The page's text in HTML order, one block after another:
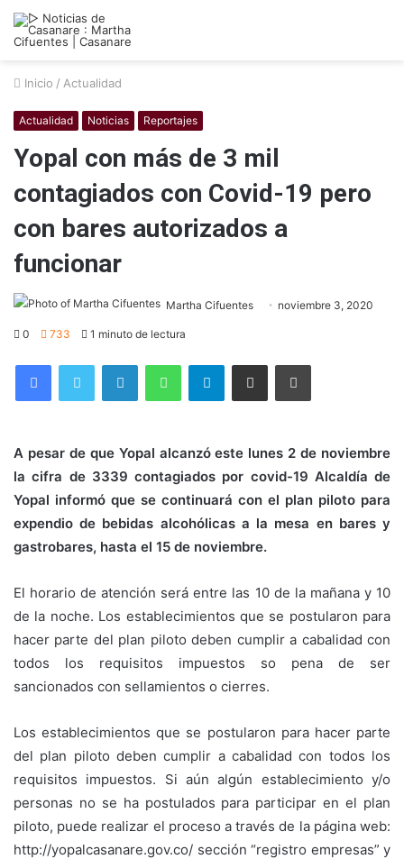
Inicio / Actualidad
Actualidad Noticias Reportajes
Yopal con más de 3 mil
contagiados con Covid-19 pero
con bares autorizados a
funcionar
Martha Cifuentes noviembre 3, 2020
0 733 1 minuto de lectura
FacebookTwitter LinkedInWhatsAppTelegramCompartir por correo electrónicoImprimir
A pesar de que Yopal alcanzó este lunes 2 de noviembre
la cifra de 3339 contagiados por covid-19 Alcaldía de
Yopal informó que se continuará con el plan piloto para
expendio de bebidas alcohólicas a la mesa en bares y
gastrobares, hasta el 15 de noviembre.
El horario de atención será entre las 10 de la mañana y 10
de la noche. Los establecimientos que se postularon para
hacer parte del plan piloto deben cumplir a cabalidad con
todos los requisitos impuestos so pena de ser
sancionados con sellamientos o cierres.
Los establecimientos que se postularon para hacer parte
del plan piloto deben cumplir a cabalidad con todos los
requisitos impuestos. Si aún algún establecimiento y/o
personas no se ha postulados para participar en el plan
piloto, puede realizar el proceso a través de la página web:
http://yopalcasanare.gov.co/ sección “registro empresas” y